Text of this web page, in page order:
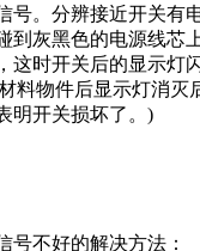
号。分辨接近开关有
到灰黑色的电源线芯
这时开关后的显示灯
料物件后显示灯消灭
明开关损坏了。)
号不好的解决方法：